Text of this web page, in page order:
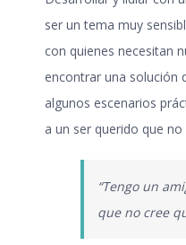
ser un tema muy
con quienes necesitan
encontrar una solución
algunos escenarios
a un ser querido que no
“Tengo un
que no cree